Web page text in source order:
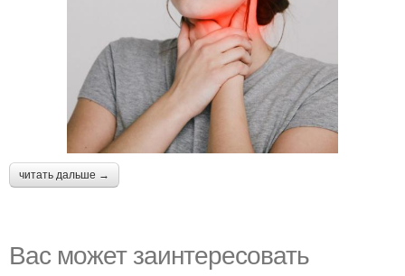
читать дальше →
Вас может заинтересовать